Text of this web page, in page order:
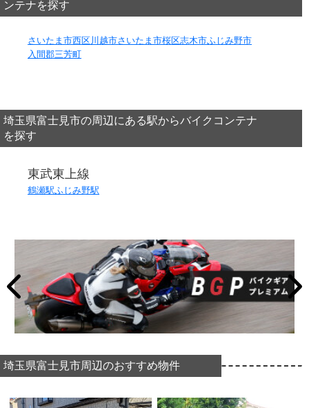
ンテナを探す
さいたま市西区川越市さいたま市桜区志木市ふじみ野市
入間郡三芳町
埼玉県富士見市の周辺にある駅からバイクコンテナ
を探す
東武東上線
鶴瀬駅ふじみ野駅
埼玉県富士見市周辺のおすすめ物件